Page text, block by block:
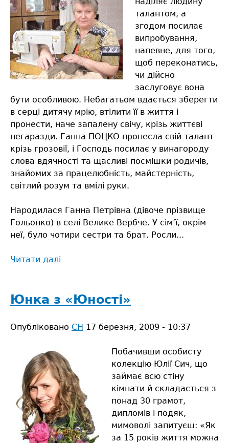
талантом, а
згодом посилає
випробування,
напевне, для того,
щоб переконатись,
чи дійсно
заслуговує вона
бути особливою. Небагатьом вдається зберегти
в серці дитячу мрію, втілити її в життя і
пронести, наче запалену свічу, крізь життєві
негаразди. Ганна ПОЦКО пронесла свій талант
крізь грозовії, і Господь посилає у винагороду
слова вдячності та щасливі посмішки родичів,
знайомих за працелюбність, майстерність,
світлий розум та вмілі руки.
Народилася Ганна Петрівна (дівоче прізвище
Гольонко) в селі Велике Вербче. У сім’ї, окрім
неї, було чотири сестри та брат. Росли...
Читати далі
крізь
грозовії
Юнка з «Юності»
Опубліковано СН 17 березня, 2009 - 10:37
Побачивши особисту
колекцію Юлії Сич, що
займає всю стіну
кімнати й складається з
понад 30 грамот,
дипломів і подяк,
мимоволі запитуєш: «Як
за 15 років життя можна